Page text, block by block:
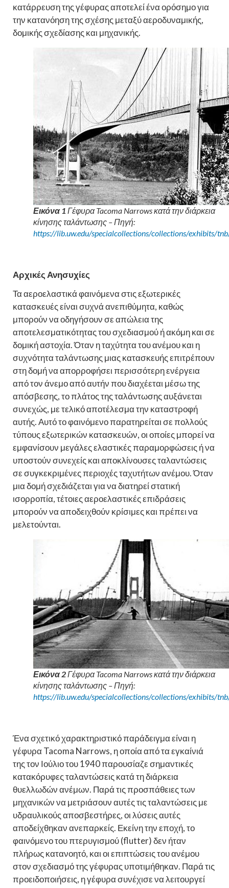
κατάρρευση της γέφυρας αποτελεί ένα ορόσημο για
την κατανόηση της σχέσης μεταξύ αεροδυναμικής,
δομικής σχεδίασης και μηχανικής.
Εικόνα 1 Γέφυρα Tacoma Narrows κατά την διάρκεια
κίνησης ταλάντωσης – Πηγή:
https://lib.uw.edu/specialcollections/collections/exhibits/
Αρχικές Ανησυχίες
Τα αεροελαστικά φαινόμενα στις εξωτερικές
κατασκευές είναι συχνά ανεπιθύμητα, καθώς
μπορούν να οδηγήσουν σε απώλεια της
αποτελεσματικότητας του σχεδιασμού ή ακόμη και σε
δομική αστοχία. Όταν η ταχύτητα του ανέμου και η
συχνότητα ταλάντωσης μιας κατασκευής επιτρέπουν
στη δομή να απορροφήσει περισσότερη ενέργεια
από τον άνεμο από αυτήν που διαχέεται μέσω της
απόσβεσης, το πλάτος της ταλάντωσης αυξάνεται
συνεχώς, με τελικό αποτέλεσμα την καταστροφή
αυτής. Αυτό το φαινόμενο παρατηρείται σε πολλούς
τύπους εξωτερικών κατασκευών, οι οποίες μπορεί να
εμφανίσουν μεγάλες ελαστικές παραμορφώσεις ή να
υποστούν συνεχείς και αποκλίνουσες ταλαντώσεις
σε συγκεκριμένες περιοχές ταχυτήτων ανέμου. Όταν
μια δομή σχεδιάζεται για να διατηρεί στατική
ισορροπία, τέτοιες αεροελαστικές επιδράσεις
μπορούν να αποδειχθούν κρίσιμες και πρέπει να
μελετούνται.
Εικόνα 2Γέφυρα Tacoma Narrows κατά την διάρκεια
κίνησης ταλάντωσης – Πηγή:
https://lib.uw.edu/specialcollections/collections/exhibits/
Ένα σχετικό χαρακτηριστικό παράδειγμα είναι η
γέφυρα Tacoma Narrows, η οποία από τα εγκαίνιά
της τον Ιούλιο του 1940 παρουσίαζε σημαντικές
κατακόρυφες ταλαντώσεις κατά τη διάρκεια
θυελλωδών ανέμων. Παρά τις προσπάθειες των
μηχανικών να μετριάσουν αυτές τις ταλαντώσεις με
υδραυλικούς αποσβεστήρες, οι λύσεις αυτές
αποδείχθηκαν ανεπαρκείς. Εκείνη την εποχή, το
φαινόμενο του πτερυγισμού (flutter) δεν ήταν
πλήρως κατανοητό, και οι επιπτώσεις του ανέμου
στον σχεδιασμό της γέφυρας υποτιμήθηκαν. Παρά τις
προειδοποιήσεις, η γέφυρα συνέχισε να λειτουργεί